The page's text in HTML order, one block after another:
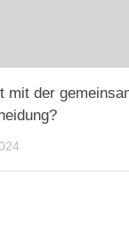
mit der